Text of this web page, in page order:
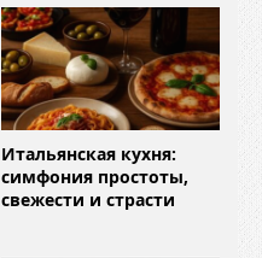
Итальянская кухня:
симфония простоты,
свежести и страсти